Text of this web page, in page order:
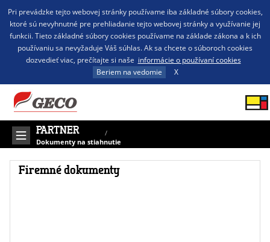
Pri prevádzke tejto webovej stránky používame iba základné súbory cookies,
ktoré sú nevyhnutné pre prehliadanie tejto webovej stránky a využívanie jej
funkcii. Tieto základné súbory cookies používame na základe zákona a k ich
používaniu sa nevyžaduje Váš súhlas. Ak sa chcete o súboroch cookies
dozvedieť viac, prečítajte si naše informácie o používaní cookies
Beriem na vedomie
X
PARTNER
/
Dokumenty na stiahnutie
Firemné dokumenty